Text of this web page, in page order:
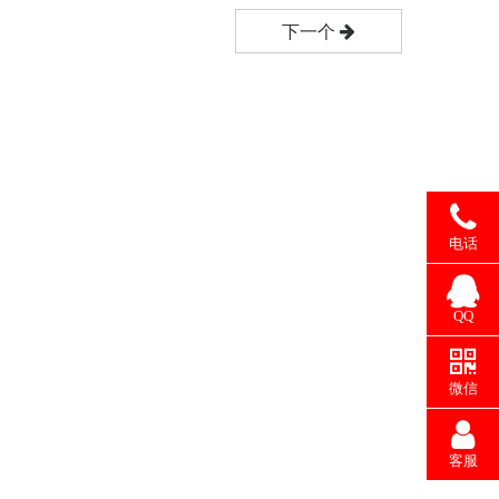
下一个
电话
QQ
微信
客服